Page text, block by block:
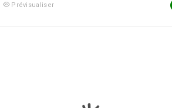
Prévisualiser